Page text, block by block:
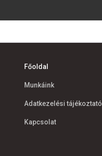
Főoldal
Munkáink
Adatkezelési tájékoztató
Kapcsolat